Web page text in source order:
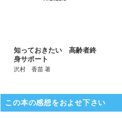
知っておきたい 高齢者終
身サポート
沢村 香苗 著
この本の感想をおよせ下さい